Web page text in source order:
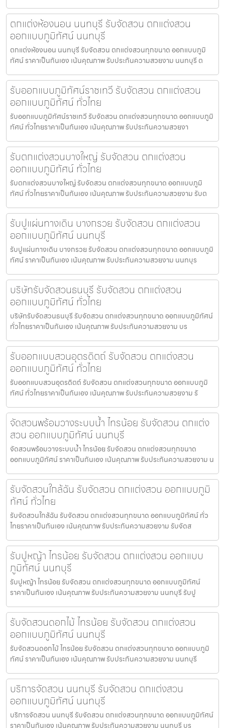
ตกแต่งห้องนอน นนทบุรี รับจัดสวน ตกแต่งสวน
ออกแบบภูมิทัศน์ นนทบุรี
ตกแต่งห้องนอน นนทบุรี รับจัดสวน ตกแต่งสวนทุกขนาด ออกแบบภูมิ
ทัศน์ ราคาเป็นกันเอง เน้นคุณภาพ รับประกันความสวยงาม นนทบุรี ต
รับออกแบบภูมิทัศน์ราชเทวี รับจัดสวน ตกแต่งสวน
ออกแบบภูมิทัศน์ ทั่วไทย
รับออกแบบภูมิทัศน์ราชเทวี รับจัดสวน ตกแต่งสวนทุกขนาด ออกแบบภูมิ
ทัศน์ ทั่วไทยราคาเป็นกันเอง เน้นคุณภาพ รับประกันความสวยงา
รับตกแต่งสวนบางใหญ่ รับจัดสวน ตกแต่งสวน
ออกแบบภูมิทัศน์ ทั่วไทย
รับตกแต่งสวนบางใหญ่ รับจัดสวน ตกแต่งสวนทุกขนาด ออกแบบภูมิ
ทัศน์ ทั่วไทยราคาเป็นกันเอง เน้นคุณภาพ รับประกันความสวยงาม รับต
รับปูแผ่นทางเดิน บางกรวย รับจัดสวน ตกแต่งสวน
ออกแบบภูมิทัศน์ นนทบุรี
รับปูแผ่นทางเดิน บางกรวย รับจัดสวน ตกแต่งสวนทุกขนาด ออกแบบภูมิ
ทัศน์ ราคาเป็นกันเอง เน้นคุณภาพ รับประกันความสวยงาม นนทบุร
บริษัทรับจัดสวนธนบุรี รับจัดสวน ตกแต่งสวน
ออกแบบภูมิทัศน์ ทั่วไทย
บริษัทรับจัดสวนธนบุรี รับจัดสวน ตกแต่งสวนทุกขนาด ออกแบบภูมิทัศน์
ทั่วไทยราคาเป็นกันเอง เน้นคุณภาพ รับประกันความสวยงาม บร
รับออกแบบสวนอุตรดิตถ์ รับจัดสวน ตกแต่งสวน
ออกแบบภูมิทัศน์ ทั่วไทย
รับออกแบบสวนอุตรดิตถ์ รับจัดสวน ตกแต่งสวนทุกขนาด ออกแบบภูมิ
ทัศน์ ทั่วไทยราคาเป็นกันเอง เน้นคุณภาพ รับประกันความสวยงาม รั
จัดสวนพร้อมวางระบบน้ำ ไทรน้อย รับจัดสวน ตกแต่ง
สวน ออกแบบภูมิทัศน์ นนทบุรี
จัดสวนพร้อมวางระบบน้ำ ไทรน้อย รับจัดสวน ตกแต่งสวนทุกขนาด
ออกแบบภูมิทัศน์ ราคาเป็นกันเอง เน้นคุณภาพ รับประกันความสวยงาม น
รับจัดสวนใกล้ฉัน รับจัดสวน ตกแต่งสวน ออกแบบภูมิ
ทัศน์ ทั่วไทย
รับจัดสวนใกล้ฉัน รับจัดสวน ตกแต่งสวนทุกขนาด ออกแบบภูมิทัศน์ ทั่ว
ไทยราคาเป็นกันเอง เน้นคุณภาพ รับประกันความสวยงาม รับจัดส
รับปูหญ้า ไทรน้อย รับจัดสวน ตกแต่งสวน ออกแบบ
ภูมิทัศน์ นนทบุรี
รับปูหญ้า ไทรน้อย รับจัดสวน ตกแต่งสวนทุกขนาด ออกแบบภูมิทัศน์
ราคาเป็นกันเอง เน้นคุณภาพ รับประกันความสวยงาม นนทบุรี รับปู
รับจัดสวนดอกไม้ ไทรน้อย รับจัดสวน ตกแต่งสวน
ออกแบบภูมิทัศน์ นนทบุรี
รับจัดสวนดอกไม้ ไทรน้อย รับจัดสวน ตกแต่งสวนทุกขนาด ออกแบบภูมิ
ทัศน์ ราคาเป็นกันเอง เน้นคุณภาพ รับประกันความสวยงาม นนทบุรี
บริการจัดสวน นนทบุรี รับจัดสวน ตกแต่งสวน
ออกแบบภูมิทัศน์ นนทบุรี
บริการจัดสวน นนทบุรี รับจัดสวน ตกแต่งสวนทุกขนาด ออกแบบภูมิทัศน์
ราคาเป็นกันเอง เน้นคุณภาพ รับประกันความสวยงาม นนทบุรี บร